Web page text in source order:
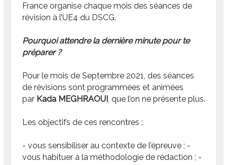
France organise chaque mois des séances de
révision à l’UE4 du DSCG.
Pourquoi attendre la dernière minute pour te
préparer ?
Pour le mois de Septembre 2021, des séances
de révisions sont programmées et animées
par Kada MEGHRAOUI , que l’on ne présente plus.
Les objectifs de ces rencontres :
- vous sensibiliser au contexte de l’épreuve ; -
vous habituer à la méthodologie de rédaction ; -